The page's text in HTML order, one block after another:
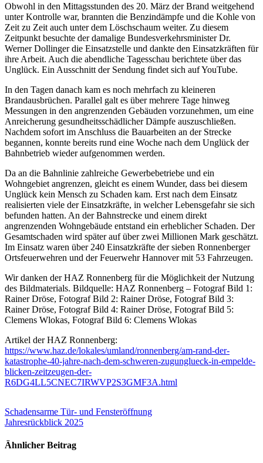
Obwohl in den Mittagsstunden des 20. März der Brand weitgehend
unter Kontrolle war, brannten die Benzindämpfe und die Kohle von
Zeit zu Zeit auch unter dem Löschschaum weiter. Zu diesem
Zeitpunkt besuchte der damalige Bundesverkehrsminister Dr.
Werner Dollinger die Einsatzstelle und dankte den Einsatzkräften für
ihre Arbeit. Auch die abendliche Tagesschau berichtete über das
Unglück. Ein Ausschnitt der Sendung findet sich auf YouTube.
In den Tagen danach kam es noch mehrfach zu kleineren
Brandausbrüchen. Parallel galt es über mehrere Tage hinweg
Messungen in den angrenzenden Gebäuden vorzunehmen, um eine
Anreicherung gesundheitsschädlicher Dämpfe auszuschließen.
Nachdem sofort im Anschluss die Bauarbeiten an der Strecke
begannen, konnte bereits rund eine Woche nach dem Unglück der
Bahnbetrieb wieder aufgenommen werden.
Da an die Bahnlinie zahlreiche Gewerbebetriebe und ein
Wohngebiet angrenzen, gleicht es einem Wunder, dass bei diesem
Unglück kein Mensch zu Schaden kam. Erst nach dem Einsatz
realisierten viele der Einsatzkräfte, in welcher Lebensgefahr sie sich
befunden hatten. An der Bahnstrecke und einem direkt
angrenzenden Wohngebäude entstand ein erheblicher Schaden. Der
Gesamtschaden wird später auf über zwei Millionen Mark geschätzt.
Im Einsatz waren über 240 Einsatzkräfte der sieben Ronnenberger
Ortsfeuerwehren und der Feuerwehr Hannover mit 53 Fahrzeugen.
Wir danken der HAZ Ronnenberg für die Möglichkeit der Nutzung
des Bildmaterials. Bildquelle: HAZ Ronnenberg – Fotograf Bild 1:
Rainer Dröse, Fotograf Bild 2: Rainer Dröse, Fotograf Bild 3:
Rainer Dröse, Fotograf Bild 4: Rainer Dröse, Fotograf Bild 5:
Clemens Wlokas, Fotograf Bild 6: Clemens Wlokas
Artikel der HAZ Ronnenberg:
https://www.haz.de/lokales/umland/ronnenberg/am-rand-der-
katastrophe-40-jahre-nach-dem-schweren-zugunglueck-in-empelde-
blicken-zeitzeugen-der-
R6DG4LL5CNEC7IRWVP2S3GMF3A.html
Beitragsnavigation
Schadensarme Tür- und Fensteröffnung
Jahresrückblick 2025
Ähnlicher Beitrag